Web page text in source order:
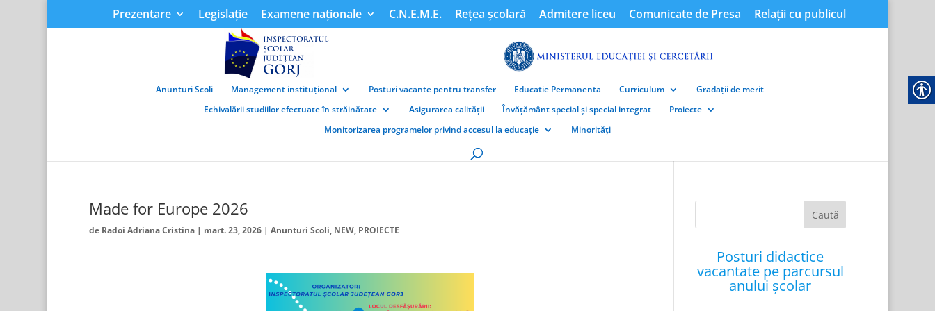
Prezentare Legislație Examene naționale C.N.E.M.E. Rețea școlară Admitere liceu Comunicate de Presa Relații cu publicul
Anunturi Scoli Management instituțional Posturi vacante pentru transfer Educatie Permanenta Curriculum
Gradații de merit
Echivalării studiilor efectuate în străinătate
Asigurarea calității Învățământ special și special integrat
Proiecte
Monitorizarea programelor privind accesul la educație
Minorități
Made for Europe 2026
de Radoi Adriana Cristina| mart. 23, 2026| Anunturi Scoli, NEW, PROIECTE
Posturi didactice
vacantate pe parcursul
anului școlar